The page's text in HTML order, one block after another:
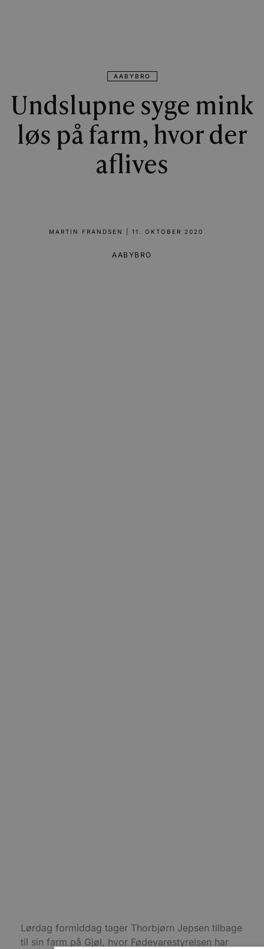
AABYBRO
Undslupne syge mink
løs på farm, hvor der
aflives
MARTIN FRANDSEN 11. OKTOBER 2020
AABYBRO
Lørdag formiddag tager Thorbjørn Jepsen tilbage
til sin farm på Gjøl, hvor Fødevarestyrelsen har